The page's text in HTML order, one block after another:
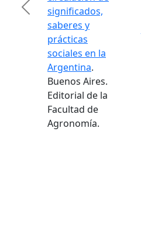
significados,
saberes y
prácticas
sociales en la
Argentina.
Buenos Aires.
Editorial de la
Facultad de
Agronomía.
Previous